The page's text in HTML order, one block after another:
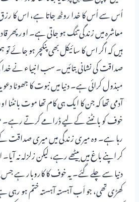
اُس سے اُس کا خدا روٹھ جاتا ہے، اس کا
معاشرہ میں زندگی تنگ ہو جاتی ہے۔ اور پھر
ہیں کہ اگر اس کا سائیکل بھی پنکچر ہو جائے
صداقت کی نشانی بتائیں۔ سب انبیاء نے
مبذول کرائی ہے۔ دنیا میں نبوت کا جھوٹا
آدمی تھا کہ جن کا ایک ہی کام تھا موت
خوف کو بانٹنے کے لیے ڈرامے کرتے رہے۔
رہا ہے۔ وہ میری زندگی میں میری صداقت کے
کر اپنے باغ میں بیٹھے رہے، لیکن زلزلہ نہ
دنیا سے چلے گئے۔ یہ خوف کا کاروبار ہے جس
کھڑی تھی، جو اَب آہستہ آہستہ ختم ہو